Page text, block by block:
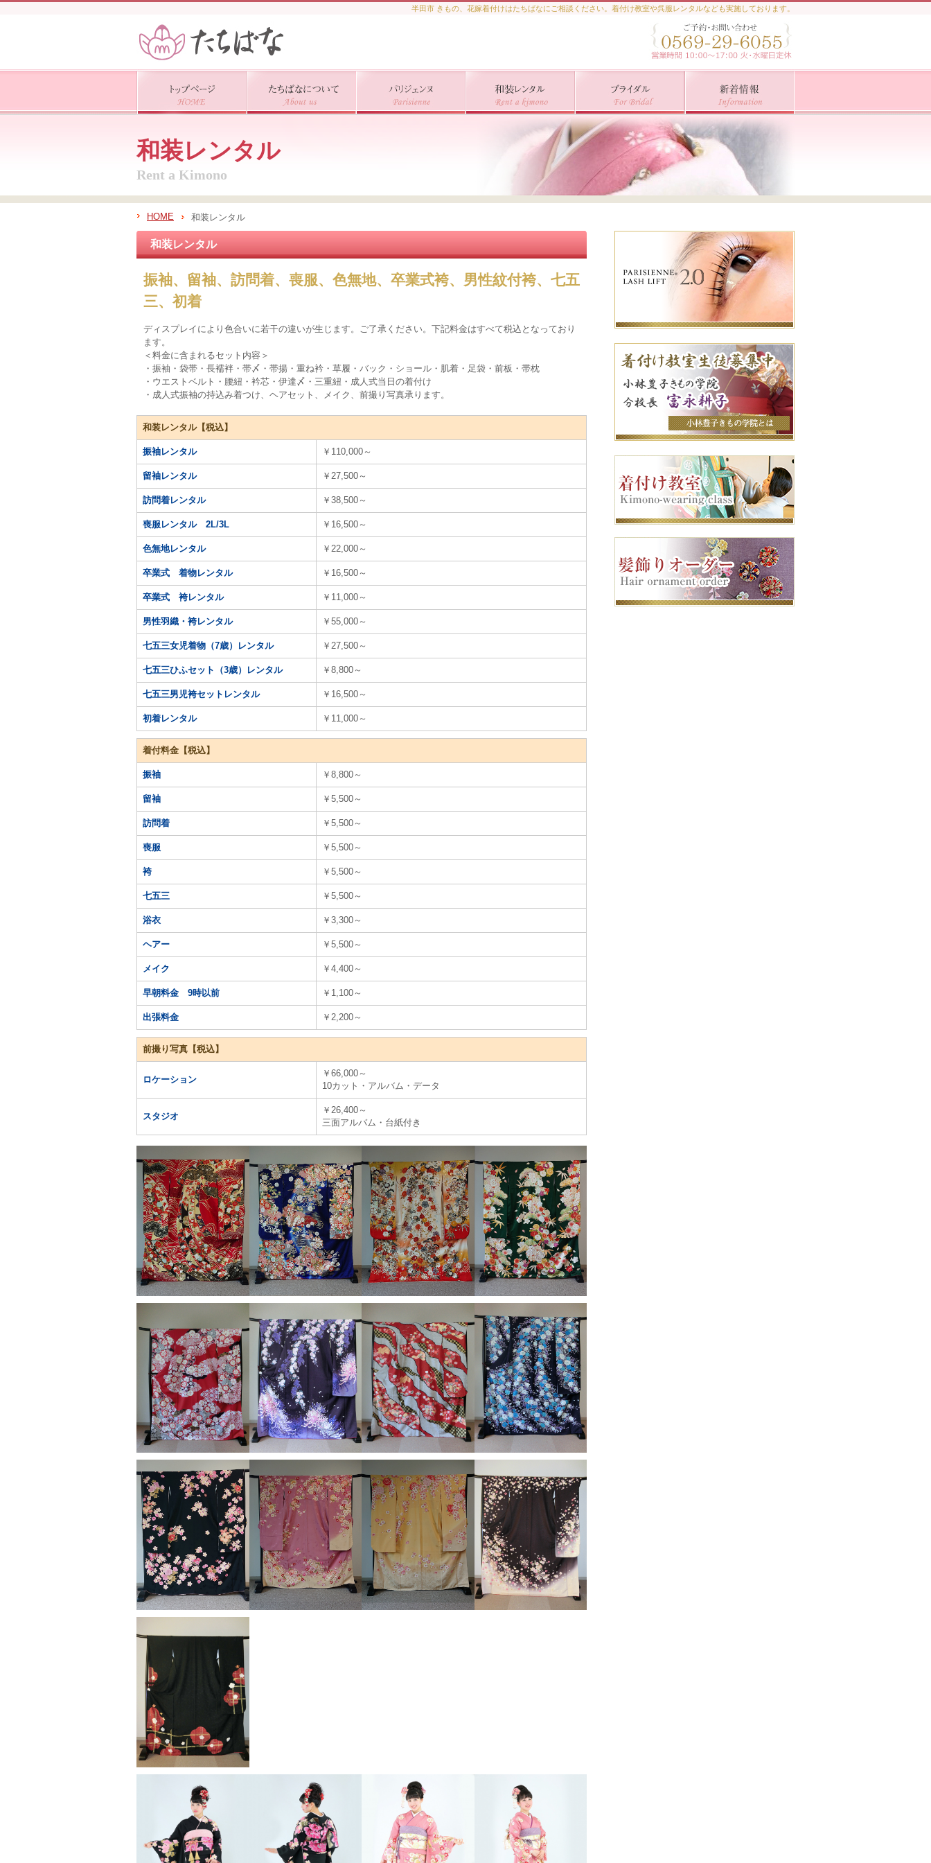
半田市 きもの、花嫁着付けはたちばなにご相談ください。着付け教室や呉服レンタルなども実施しております。
和装レンタル
Rent a Kimono
HOME 和装レンタル
和装レンタル
振袖、留袖、訪問着、喪服、色無地、卒業式袴、男性紋付袴、七五
三、初着
ディスプレイにより色合いに若干の違いが生じます。ご了承ください。下記料金はすべて税込となっており
ます。
＜料金に含まれるセット内容＞
・振袖・袋帯・長襦袢・帯〆・帯揚・重ね衿・草履・バック・ショール・肌着・足袋・前板・帯枕
・ウエストベルト・腰紐・衿芯・伊達〆・三重紐・成人式当日の着付け
・成人式振袖の持込み着つけ、ヘアセット、メイク、前撮り写真承ります。
和装レンタル【税込】
振袖レンタル ￥110,000～
留袖レンタル ￥27,500～
訪問着レンタル ￥38,500～
喪服レンタル 2L/3L ￥16,500～
色無地レンタル ￥22,000～
卒業式 着物レンタル ￥16,500～
卒業式 袴レンタル ￥11,000～
男性羽織・袴レンタル ￥55,000～
七五三女児着物（7歳）レンタル ￥27,500～
七五三ひふセット（3歳）レンタル ￥8,800～
七五三男児袴セットレンタル ￥16,500～
初着レンタル ￥11,000～
着付料金【税込】
振袖 ￥8,800～
留袖 ￥5,500～
訪問着 ￥5,500～
喪服 ￥5,500～
袴 ￥5,500～
七五三 ￥5,500～
浴衣 ￥3,300～
ヘアー ￥5,500～
メイク ￥4,400～
早朝料金 9時以前 ￥1,100～
出張料金 ￥2,200～
前撮り写真【税込】
ロケーション
￥66,000～
10カット・アルバム・データ
スタジオ
￥26,400～
三面アルバム・台紙付き